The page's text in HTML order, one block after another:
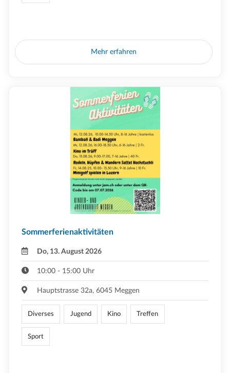
Mehr erfahren
Sommerferienaktivitäten
Do, 13. August 2026
10:00 - 15:00 Uhr
Hauptstrasse 32a, 6045 Meggen
Diverses Jugend Kino Treffen
Sport